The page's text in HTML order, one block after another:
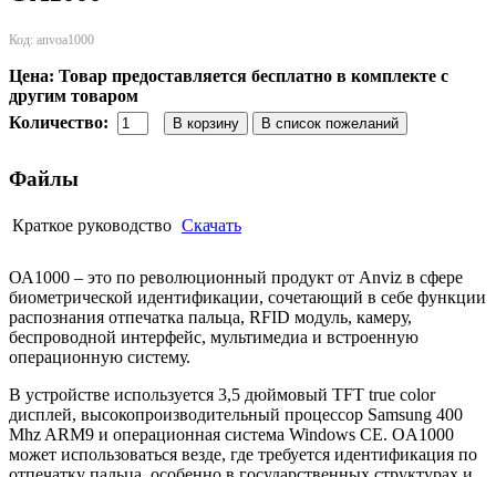
Код: anvoa1000
Цена: Товар предоставляется бесплатно в комплекте с
другим товаром
Количество:
Файлы
Краткое руководство Скачать
ОА1000 – это по революционный продукт от Anviz в сфере
биометрической идентификации, сочетающий в себе функции
распознания отпечатка пальца, RFID модуль, камеру,
беспроводной интерфейс, мультимедиа и встроенную
операционную систему.
В устройстве используется 3,5 дюймовый TFT true color
дисплей, высокопроизводительный процессор Samsung 400
Mhz ARM9 и операционная система Windows CE. OA1000
может использоваться везде, где требуется идентификация по